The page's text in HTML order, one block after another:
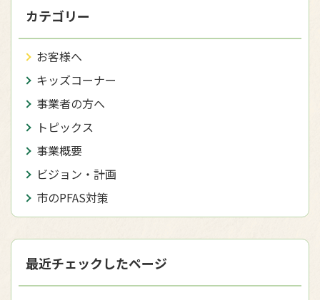
カテゴリー
お客様へ
キッズコーナー
事業者の方へ
トピックス
事業概要
ビジョン・計画
市のPFAS対策
最近チェックしたページ